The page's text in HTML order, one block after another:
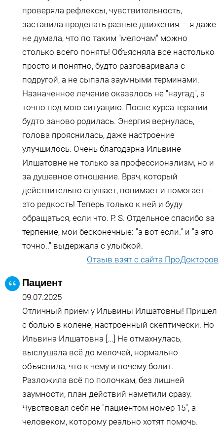
проверяла рефлексы, чувствительность,
заставила проделать разные движения — я даже
не думала, что по таким "мелочам" можно
столько всего понять! Объясняла все настолько
просто и понятно, будто разговаривала с
подругой, а не сыпала заумными терминами.
Назначенное лечение оказалось не "наугад", а
точно под мою ситуацию. После курса терапии
будто заново родилась. Энергия вернулась,
голова прояснилась, даже настроение
улучшилось. Очень благодарна Ильвине
Илшатовне не только за профессионализм, но и
за душевное отношение. Врач, который
действительно слушает, понимает и помогает —
это редкость! Теперь только к ней и буду
обращаться, если что. P. S. Отдельное спасибо за
терпение, мои бесконечные: "а вот если." и "а это
точно.." выдержала с улыбкой.
Отзыв взят с сайта ПроДокторов
Пациент
09.07.2025
Отличный прием у Ильвины Илшатовны! Пришел
с болью в колене, настроенный скептически. Но
Ильвина Илшатовна [...] Не отмахнулась,
выслушала всё до мелочей, нормально
объяснила, что к чему и почему болит.
Разложила всё по полочкам, без лишней
заумности, план действий наметили сразу.
Чувствовал себя не "пациентом номер 15", а
человеком, которому реально хотят помочь.